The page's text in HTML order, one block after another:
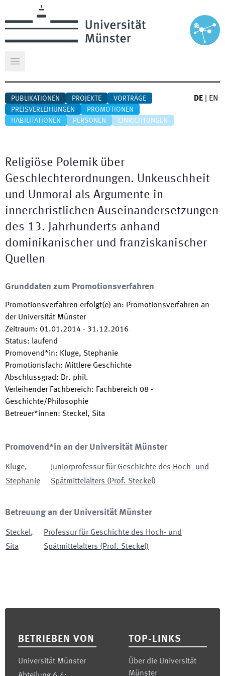
Hauptmenü öffnen
PUBLIKATIONEN PROJEKTE
VORTRÄGE
PREISVERLEIHUNGEN
PROMOTIONEN
HABILITATIONEN
PERSONEN EINRICHTUNGEN
DE EN
Religiöse Polemik über
Geschlechterordnungen. Unkeuschheit
und Unmoral als Argumente in
innerchristlichen Auseinandersetzungen
des 13. Jahrhunderts anhand
dominikanischer und franziskanischer
Quellen
Grunddaten zum Promotionsverfahren
Promotionsverfahren erfolgt(e) an: Promotionsverfahren an
der Universität Münster
Zeitraum: 01.01.2014 - 31.12.2016
Status: laufend
Promovend*in: Kluge, Stephanie
Promotionsfach: Mittlere Geschichte
Abschlussgrad: Dr. phil.
Verleihender Fachbereich: Fachbereich 08 -
Geschichte/Philosophie
Betreuer*innen: Steckel, Sita
Promovend*in an der Universität Münster
Kluge,
Stephanie
Juniorprofessur für Geschichte des Hoch- und
Spätmittelalters (Prof. Steckel)
Betreuung an der Universität Münster
Steckel,
Sita
Professur für Geschichte des Hoch- und
Spätmittelalters (Prof. Steckel)
BETRIEBEN VON
Universität Münster
TOP-LINKS
Über die Universität
Münster